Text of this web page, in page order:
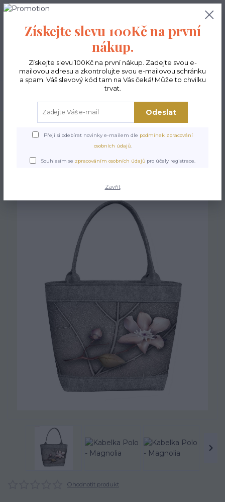
0,00 Kč
Kabelky ekologické Kabelky střední
Kabelka Polo - Magnolia
Ohodnotit produkt
Získejte slevu 100Kč na první
nákup.
Získejte slevu 100Kč na první nákup. Zadejte svou e-
mailovou adresu a zkontrolujte svou e-mailovou schránku
a spam. Váš slevový kód tam na Vás čeká! Může to chvilku
trvat.
Odeslat
Přeji si odebírat novinky e-mailem dle podmínek zpracování
osobních údajů.
Souhlasím se zpracováním osobních údajů pro účely registrace.
Zavřít